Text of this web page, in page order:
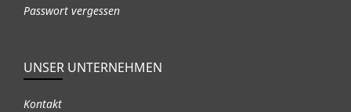
Passwort vergessen
UNSER UNTERNEHMEN
Kontakt